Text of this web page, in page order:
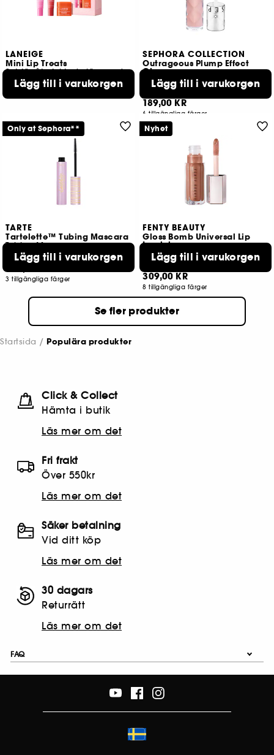
LANEIGE
Mini Lip Treats
Set för återfuktade läppar dag & natt
279,00 KR
Lägg till i varukorgen
SEPHORA COLLECTION
Outrageous Plump Effect
Gloss
Gloss Outrageous Volymeffekt
189,00 KR
6 tillgängliga färger
Lägg till i varukorgen
TARTE
Tartelette™ Tubing Mascara
Tubing Mascara
522
329,00 KR
3 tillgängliga färger
Lägg till i varukorgen
Only at Sephora**
FENTY BEAUTY
Gloss Bomb Universal Lip
Luminizer
Läppglans
309,00 KR
8 tillgängliga färger
Lägg till i varukorgen
Nyhet
Se fler produkter
Startsida Populära produkter
Click & Collect
Hämta i butik​
Läs mer om det
Fri frakt
Över 550kr
Läs mer om det
Säker betalning
Vid ditt köp
Läs mer om det
30 dagars
Returrätt
Läs mer om det
FAQ